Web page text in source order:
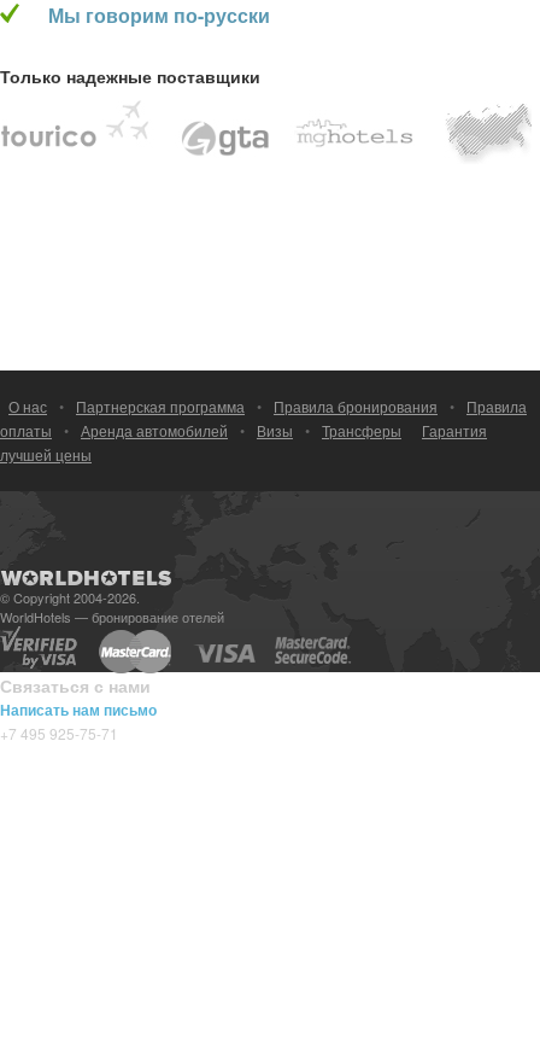
Мы говорим по-русски
Только надежные поставщики
О нас • Партнерская программа • Правила бронирования •
Правила
оплаты
• Аренда автомобилей • Визы • Трансферы
Гарантия
лучшей цены
© Copyright 2004-2026.
WorldHotels — бронирование отелей
Связаться с нами
Написать нам письмо
+7 495 925-75-71